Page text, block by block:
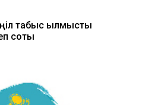
табыс қылмыстық
соқты